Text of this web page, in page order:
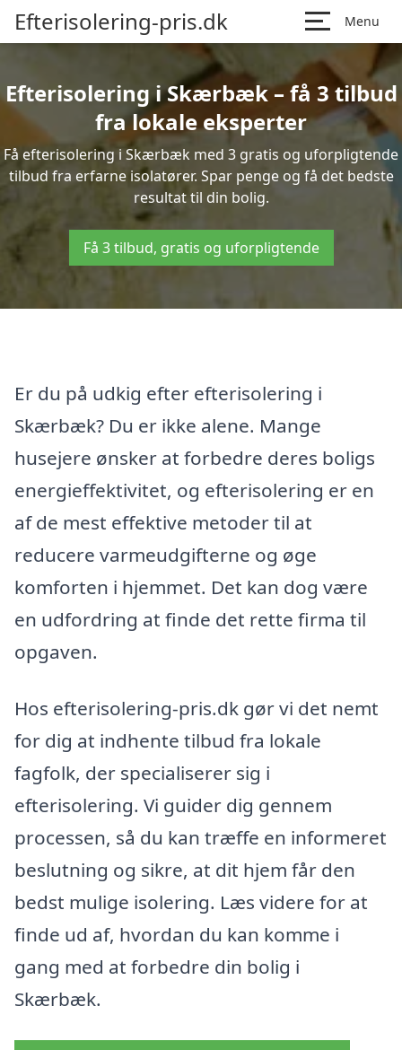
Efterisolering-pris.dk Menu
Efterisolering i Skærbæk – få 3 tilbud
fra lokale eksperter
Få efterisolering i Skærbæk med 3 gratis og uforpligtende
tilbud fra erfarne isolatører. Spar penge og få det bedste
resultat til din bolig.
Få 3 tilbud, gratis og uforpligtende
Er du på udkig efter efterisolering i
Skærbæk? Du er ikke alene. Mange
husejere ønsker at forbedre deres boligs
energieffektivitet, og efterisolering er en
af de mest effektive metoder til at
reducere varmeudgifterne og øge
komforten i hjemmet. Det kan dog være
en udfordring at finde det rette firma til
opgaven.
Hos efterisolering-pris.dk gør vi det nemt
for dig at indhente tilbud fra lokale
fagfolk, der specialiserer sig i
efterisolering. Vi guider dig gennem
processen, så du kan træffe en informeret
beslutning og sikre, at dit hjem får den
bedst mulige isolering. Læs videre for at
finde ud af, hvordan du kan komme i
gang med at forbedre din bolig i
Skærbæk.